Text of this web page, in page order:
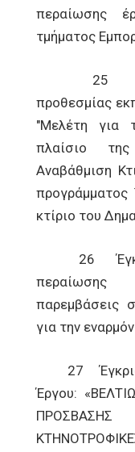
περαίωσης
τμήματος
25
προθεσμίας
"Μελέτη για
πλαίσιο της
Αναβάθμιση
προγράμματος
κτίριο του
26
περαίωσης
παρεμβάσεις
για την
27 Έγκριση
Έργου: